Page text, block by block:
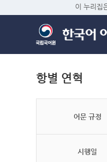
이 누리집
항별 연혁
어문 규정
시행일